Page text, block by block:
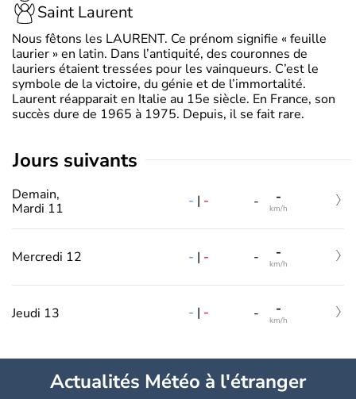
Saint Laurent
Nous fêtons les LAURENT. Ce prénom signifie « feuille
laurier » en latin. Dans l’antiquité, des couronnes de
lauriers étaient tressées pour les vainqueurs. C’est le
symbole de la victoire, du génie et de l’immortalité.
Laurent réapparait en Italie au 15e siècle. En France, son
succès dure de 1965 à 1975. Depuis, il se fait rare.
jours suivants
Demain,
Mardi 11
- | - - -
km/h
Mercredi 12 - | - - -
km/h
Jeudi 13 - | - - -
km/h
Actualités Météo à l'étranger